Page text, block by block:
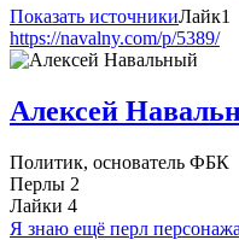
Показать источникиЛайк1
https://navalny.com/p/5389/
Алексей
Политик, основатель ФБК
Перлы 2
Лайки 4
Я знаю ещё перл